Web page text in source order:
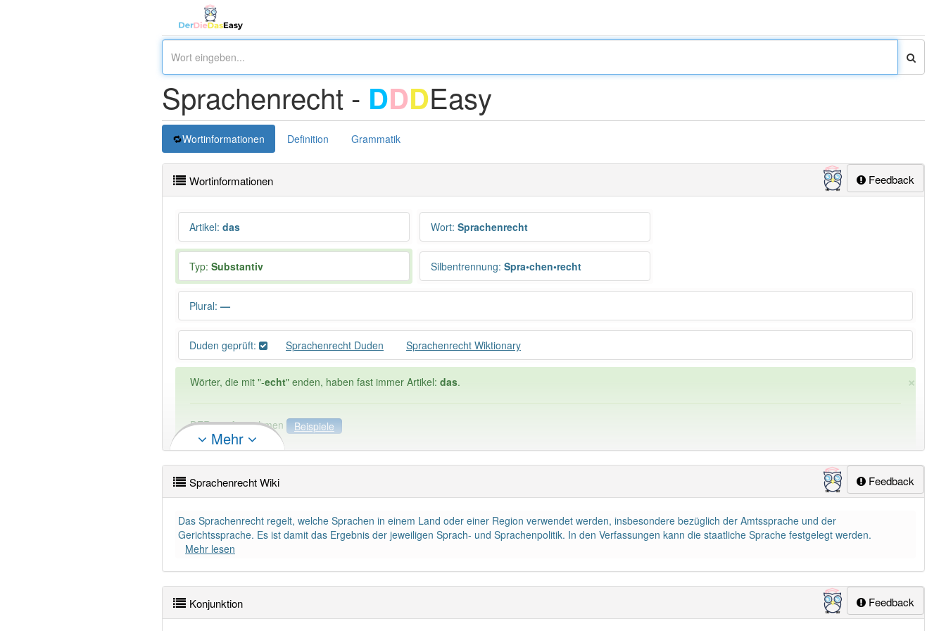
Sprachenrecht - DDDEasy
Wortinformationen Definition Grammatik
Feedback
Wortinformationen
Artikel: das Wort: Sprachenrecht
Typ: Substantiv Silbentrennung: Spra•chen•recht
Plural: —
Duden geprüft: Sprachenrecht Duden Sprachenrecht Wiktionary
×
Wörter, die mit "-echt" enden, haben fast immer Artikel: das.
DER:37Ausnahmen
Beispiele
DIE: 0
DAS:309
PowerIndex:2
Wörter mit Endung-sprachenrecht: 1 Wörter mit Endung-sprachenrechtaber mit einem anderen Artikeldas
82% unserer Spielapp-Nutzer haben den Artikel korrekt erraten.
Mehr
Feedback
Sprachenrecht Wiki
Das Sprachenrecht regelt, welche Sprachen in einem Land oder einer Region verwendet werden, insbesondere bezüglich der Amtssprache und der
Gerichtssprache. Es ist damit das Ergebnis der jeweiligen Sprach- und Sprachenpolitik. In den Verfassungen kann die staatliche Sprache festgelegt werden.
Mehr lesen
Feedback
Konjunktion